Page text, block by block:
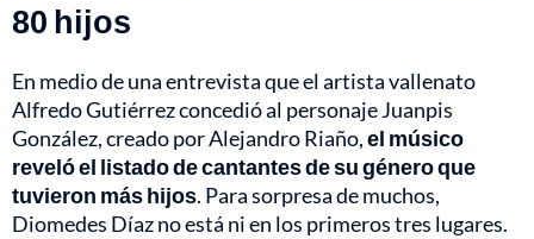
80 hijos
En medio de una entrevista que el artista vallenato
Alfredo Gutiérrez concedió al personaje Juanpis
González, creado por Alejandro Riaño,el músico
reveló el listado de cantantes de su género que
tuvieron más hijos. Para sorpresa de muchos,
Diomedes Díaz no está ni en los primeros tres lugares.